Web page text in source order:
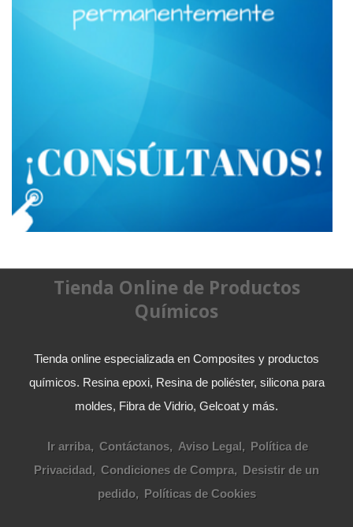
Tienda Online de Productos
Químicos
Tienda online especializada en Composites y productos
químicos. Resina epoxi, Resina de poliéster, silicona para
moldes, Fibra de Vidrio, Gelcoat y más.
Ir arriba Contáctanos Aviso Legal
Política de
Privacidad
Condiciones de Compra
Desistir de un
pedido
Políticas de Cookies